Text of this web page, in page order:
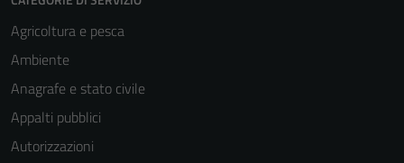
Agricoltura e pesca
Ambiente
Anagrafe e stato civile
Appalti pubblici
Autorizzazioni